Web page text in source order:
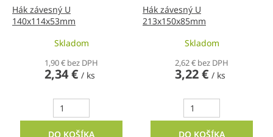
Hák závesný U
140x114x53mm
Skladom
1,90 € bez DPH
2,34 € / ks
DO KOŠÍKA
Hák závesný U
213x150x85mm
Skladom
2,62 € bez DPH
3,22 € / ks
DO KOŠÍKA